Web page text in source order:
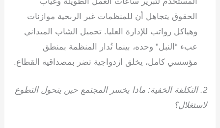
الحقوق يتجاهل أن للمنظمات غير الربحية موازنات
وهياكل رواتب للإدارة العليا. تحميل الشاب الميداني
عبء “النبل” وحده، بينما تُدار المنظمة بمنطق
مؤسسي كامل، يخلق ازدواجية تضر بمصداقية القطاع.
2. التكلفة الخفية: ماذا يخسر المجتمع حين يتحول التطوع
لاستغلال؟